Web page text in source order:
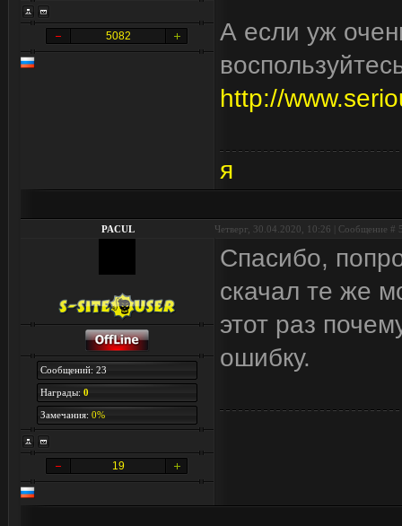
5082
А если уж
http://
я
PACUL Четверг, 30.04.2020, 10:26 | Сообщение #
Сообщений: 23
Награды: 0
Замечания: 0%
19
Спасибо,
скачал те же
этот раз
ошибку.